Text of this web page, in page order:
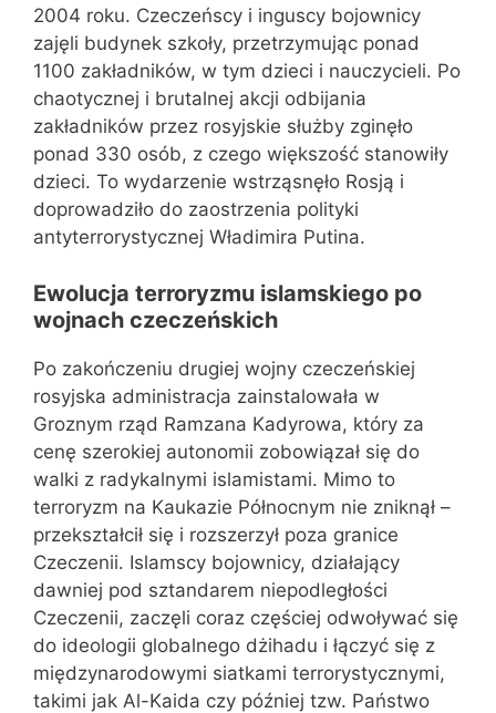
2004 roku. Czeczeńscy i inguscy bojownicy
zajęli budynek szkoły, przetrzymując ponad
1100 zakładników, w tym dzieci i nauczycieli. Po
chaotycznej i brutalnej akcji odbijania
zakładników przez rosyjskie służby zginęło
ponad 330 osób, z czego większość stanowiły
dzieci. To wydarzenie wstrząsnęło Rosją i
doprowadziło do zaostrzenia polityki
antyterrorystycznej Władimira Putina.
Ewolucja terroryzmu islamskiego po
wojnach czeczeńskich
Po zakończeniu drugiej wojny czeczeńskiej
rosyjska administracja zainstalowała w
Groznym rząd Ramzana Kadyrowa, który za
cenę szerokiej autonomii zobowiązał się do
walki z radykalnymi islamistami. Mimo to
terroryzm na Kaukazie Północnym nie zniknął –
przekształcił się i rozszerzył poza granice
Czeczenii. Islamscy bojownicy, działający
dawniej pod sztandarem niepodległości
Czeczenii, zaczęli coraz częściej odwoływać się
do ideologii globalnego dżihadu i łączyć się z
międzynarodowymi siatkami terrorystycznymi,
takimi jak Al-Kaida czy później tzw. Państwo